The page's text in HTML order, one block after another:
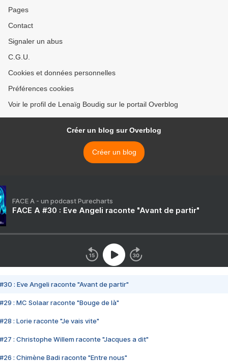
Pages
Contact
Signaler un abus
C.G.U.
Cookies et données personnelles
Préférences cookies
Voir le profil de Lenaïg Boudig sur le portail Overblog
Créer un blog sur Overblog
Créer un blog
FACE A - un podcast Purecharts
FACE A #30 : Eve Angeli raconte "Avant de partir"
#30 : Eve Angeli raconte "Avant de partir"
#29 : MC Solaar raconte "Bouge de là"
#28 : Lorie raconte "Je vais vite"
#27 : Christophe Willem raconte "Jacques a dit"
#26 : Chimène Badi raconte "Entre nous"